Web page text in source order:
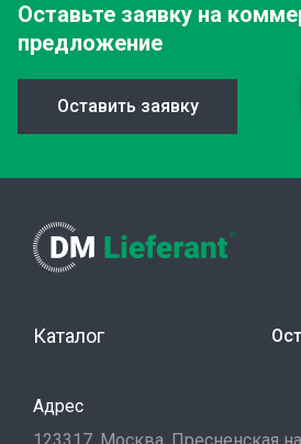
Оставьте заявку на
предложение
Оставить заявку
Каталог
Адрес